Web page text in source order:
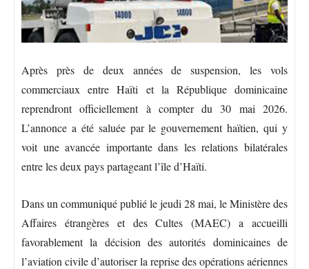
Après près de deux années de suspension, les vols
commerciaux entre Haïti et la République dominicaine
reprendront officiellement à compter du 30 mai 2026.
L’annonce a été saluée par le gouvernement haïtien, qui y
voit une avancée importante dans les relations bilatérales
entre les deux pays partageant l’île d’Haïti.
Dans un communiqué publié le jeudi 28 mai, le Ministère des
Affaires étrangères et des Cultes (MAEC) a accueilli
favorablement la décision des autorités dominicaines de
l’aviation civile d’autoriser la reprise des opérations aériennes